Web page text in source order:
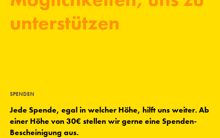
unterstützen
SPENDEN
Jede Spende, egal in welcher Höhe, hilft uns weiter. Ab
einer Höhe von 30€ stellen wir gerne eine Spenden-
Bescheinigung aus.